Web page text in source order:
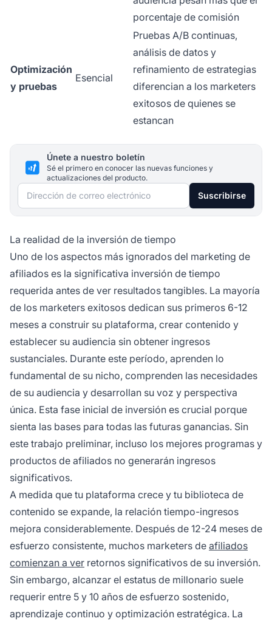
porcentaje de comisión
Optimización
y pruebas
Esencial
Pruebas A/B continuas,
análisis de datos y
refinamiento de estrategias
diferencian a los marketers
exitosos de quienes se
estancan
Únete a nuestro boletín
Sé el primero en conocer las nuevas funciones y
actualizaciones del producto.
Dirección de correo electrónico Suscribirse
La realidad de la inversión de tiempo
Uno de los aspectos más ignorados del marketing de
afiliados es la significativa inversión de tiempo
requerida antes de ver resultados tangibles. La mayoría
de los marketers exitosos dedican sus primeros 6-12
meses a construir su plataforma, crear contenido y
establecer su audiencia sin obtener ingresos
sustanciales. Durante este período, aprenden lo
fundamental de su nicho, comprenden las necesidades
de su audiencia y desarrollan su voz y perspectiva
única. Esta fase inicial de inversión es crucial porque
sienta las bases para todas las futuras ganancias. Sin
este trabajo preliminar, incluso los mejores programas y
productos de afiliados no generarán ingresos
significativos.
A medida que tu plataforma crece y tu biblioteca de
contenido se expande, la relación tiempo-ingresos
mejora considerablemente. Después de 12-24 meses de
esfuerzo consistente, muchos marketers de afiliados
comienzan a ver retornos significativos de su inversión.
Sin embargo, alcanzar el estatus de millonario suele
requerir entre 5 y 10 años de esfuerzo sostenido,
aprendizaje continuo y optimización estratégica. La